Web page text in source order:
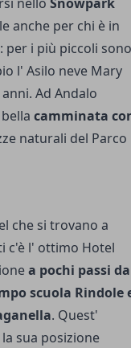
anche per chi è in
: per i più piccoli sono
l' Asilo neve Mary
Ad Andalo
camminata
naturali del Parco
che si trovano a
c'è l' ottimo Hotel
a pochi passi
scuola Rindole
. Quest'
sua posizione